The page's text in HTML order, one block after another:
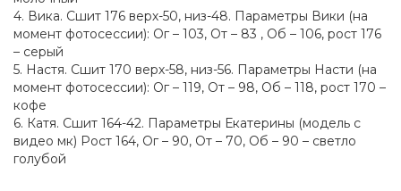
4. Вика. Сшит 176 верх-50, низ-48. Параметры Вики (на
момент фотосессии): Ог – 103, От – 83 , Об – 106, рост 176
– серый
5. Настя. Сшит 170 верх-58, низ-56. Параметры Насти (на
момент фотосессии): Ог – 119, От – 98, Об – 118, рост 170 –
кофе
6. Катя. Сшит 164-42. Параметры Екатерины (модель с
видео мк) Рост 164, Ог – 90, От – 70, Об – 90 – светло
голубой